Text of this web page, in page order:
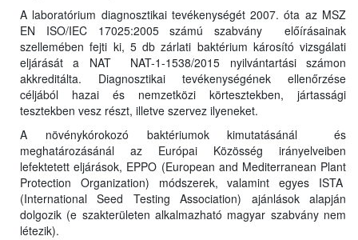
A laboratórium diagnosztikai tevékenységét 2007. óta az MSZ
EN ISO/IEC 17025:2005 számú szabvány előírásainak
szellemében fejti ki, 5 db zárlati baktérium károsító vizsgálati
eljárását a NAT NAT-1-1538/2015 nyilvántartási számon
akkreditálta. Diagnosztikai tevékenységének ellenőrzése
céljából hazai és nemzetközi körtesztekben, jártassági
tesztekben vesz részt, illetve szervez ilyeneket.
A növénykórokozó baktériumok kimutatásánál és
meghatározásánál az Európai Közösség irányelveiben
lefektetett eljárások, EPPO (European and Mediterranean Plant
Protection Organization) módszerek, valamint egyes ISTA
(International Seed Testing Association) ajánlások alapján
dolgozik (e szakterületen alkalmazható magyar szabvány nem
létezik).